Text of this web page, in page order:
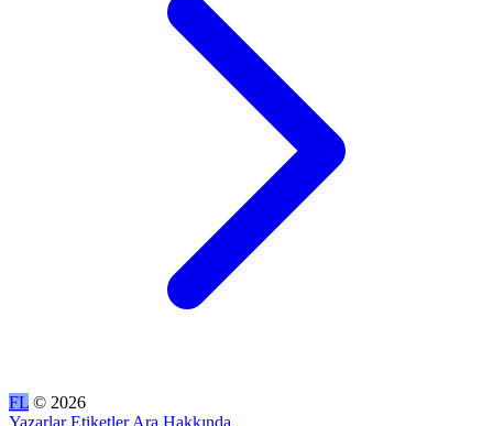
FL © 2026
Yazarlar Etiketler Ara Hakkında